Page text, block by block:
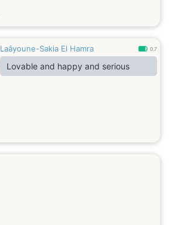
Laâyoune-Sakia El Hamra 0.7
Lovable and happy and serious